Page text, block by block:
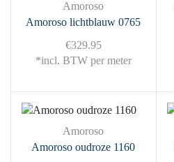
Amoroso
Amoroso lichtblauw 0765
€329.95
*incl. BTW per meter
Amoroso
Amoroso oudroze 1160